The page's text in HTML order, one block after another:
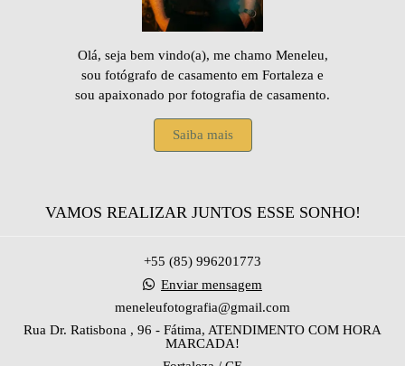
Olá, seja bem vindo(a), me chamo Meneleu,
sou fotógrafo de casamento em Fortaleza e
sou apaixonado por fotografia de casamento.
Saiba mais
VAMOS REALIZAR JUNTOS ESSE SONHO!
+55 (85) 996201773
Enviar mensagem
meneleufotografia@gmail.com
Rua Dr. Ratisbona , 96 - Fátima, ATENDIMENTO COM HORA
MARCADA!